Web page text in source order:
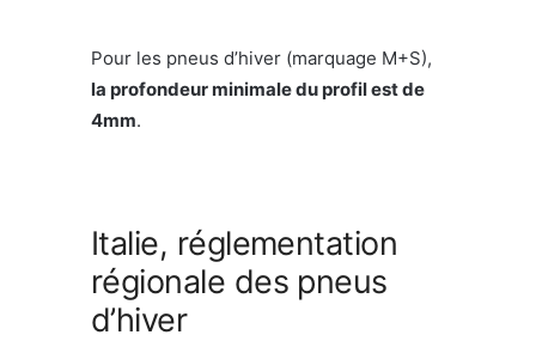
Pour les pneus d’hiver (marquage M+S),
la profondeur minimale du profil est de
4mm.
Italie, réglementation
régionale des pneus
d’hiver